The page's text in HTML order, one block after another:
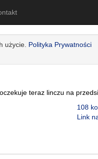
użycie. Polityka Prywatności
teraz linczu na
108
Link